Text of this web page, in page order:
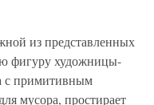
из представленных
фигуру художницы-
с примитивным
мусора, простирает